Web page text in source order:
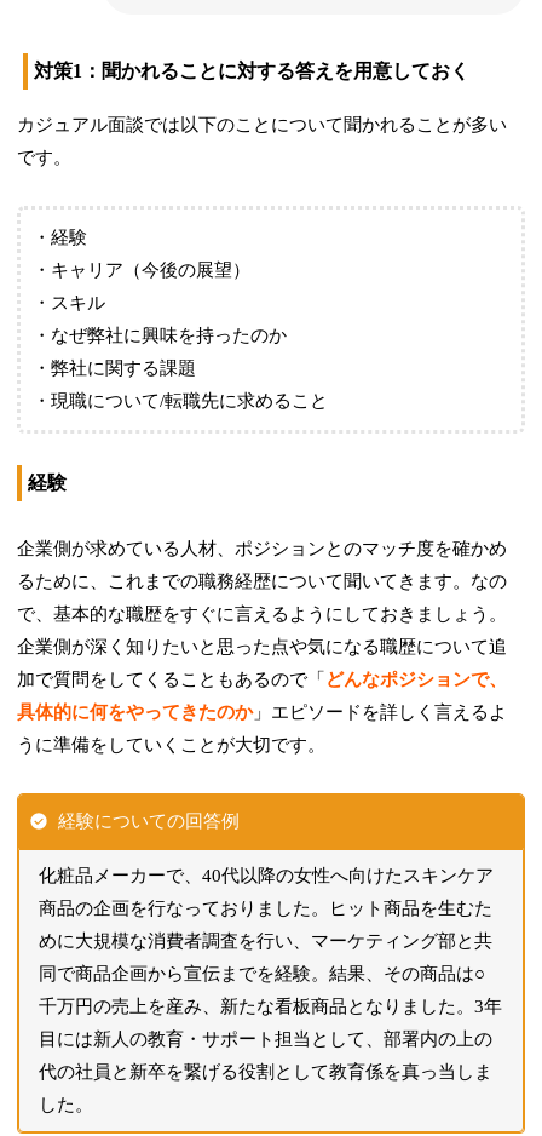
対策1：聞かれることに対する答えを用意しておく
カジュアル面談では以下のことについて聞かれることが多い
です。
・経験
・キャリア（今後の展望）
・スキル
・なぜ弊社に興味を持ったのか
・弊社に関する課題
・現職について/転職先に求めること
経験
企業側が求めている人材、ポジションとのマッチ度を確かめ
るために、これまでの職務経歴について聞いてきます。なの
で、基本的な職歴をすぐに言えるようにしておきましょう。
企業側が深く知りたいと思った点や気になる職歴について追
加で質問をしてくることもあるので「どんなポジションで、
具体的に何をやってきたのか」エピソードを詳しく言えるよ
うに準備をしていくことが大切です。
経験についての回答例
化粧品メーカーで、40代以降の女性へ向けたスキンケア
商品の企画を行なっておりました。ヒット商品を生むた
めに大規模な消費者調査を行い、マーケティング部と共
同で商品企画から宣伝までを経験。結果、その商品は○
千万円の売上を産み、新たな看板商品となりました。3年
目には新人の教育・サポート担当として、部署内の上の
代の社員と新卒を繋げる役割として教育係を真っ当しま
した。